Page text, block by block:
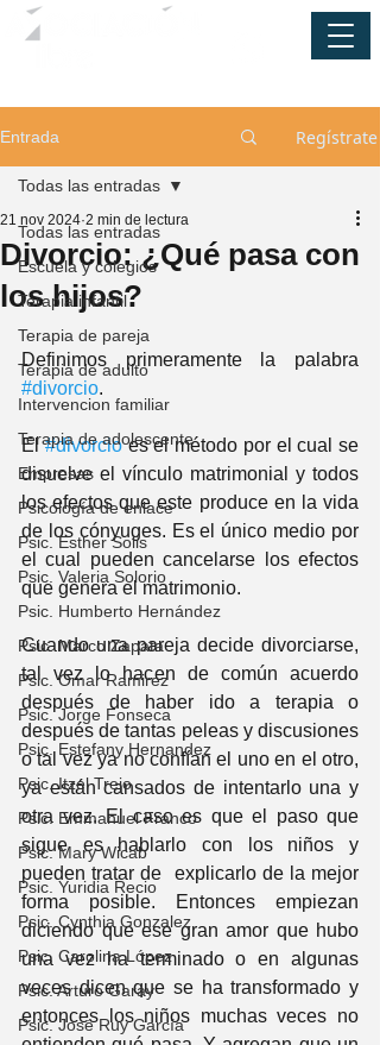
Entrada Regístrate
Todas las entradas
Escuela y colegios
Terapia infantil
Terapia de pareja
Terapia de adulto
Intervencion familiar
Terapia de adolescente
Empresas
Psicología de enlace
Psic. Esther Solis
Psic. Valeria Solorio
Psic. Humberto Hernández
Psic. Marco Zapata
Psic. Omar Ramirez
Psic. Jorge Fonseca
Psic. Estefany Hernandez
Psic. Itzel Trejo
Psic. Emmanuel Franco
Psic. Mary Wicab
Psic. Yuridia Recio
Psic. Cynthia Gonzalez
Psic. Carolina López
Psic. Arturo Garay
Psic. José Ruy García
Todas las entradas
Divorcio: ¿Qué pasa con
los hijos?
21 nov 2024 2 min de lectura
#divorcio.
El #divorcio es el método por el cual se
disuelve el vínculo matrimonial y todos
los efectos que este produce en la vida
de los cónyuges. Es el único medio por
el cual pueden cancelarse los efectos
que genera el matrimonio.
Cuando una pareja decide divorciarse,
tal vez lo hacen de común acuerdo
después de haber ido a terapia o
después de tantas peleas y discusiones
o tal vez ya no confían el uno en el otro,
ya están cansados de intentarlo una y
otra vez. El caso es que el paso que
sigue es hablarlo con los niños y
pueden tratar de  explicarlo de la mejor
forma posible. Entonces empiezan
diciendo que ese gran amor que hubo
una vez ha terminado o en algunas
veces dicen que se ha transformado y
entonces los niños muchas veces no